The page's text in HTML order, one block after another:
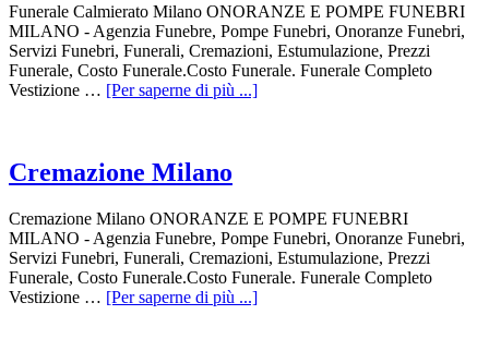
Funerale Calmierato Milano ONORANZE E POMPE FUNEBRI
MILANO - Agenzia Funebre, Pompe Funebri, Onoranze Funebri,
Servizi Funebri, Funerali, Cremazioni, Estumulazione, Prezzi
Funerale, Costo Funerale.Costo Funerale. Funerale Completo
Vestizione … [Per saperne di più ...]
Cremazione Milano
Cremazione Milano ONORANZE E POMPE FUNEBRI
MILANO - Agenzia Funebre, Pompe Funebri, Onoranze Funebri,
Servizi Funebri, Funerali, Cremazioni, Estumulazione, Prezzi
Funerale, Costo Funerale.Costo Funerale. Funerale Completo
Vestizione … [Per saperne di più ...]